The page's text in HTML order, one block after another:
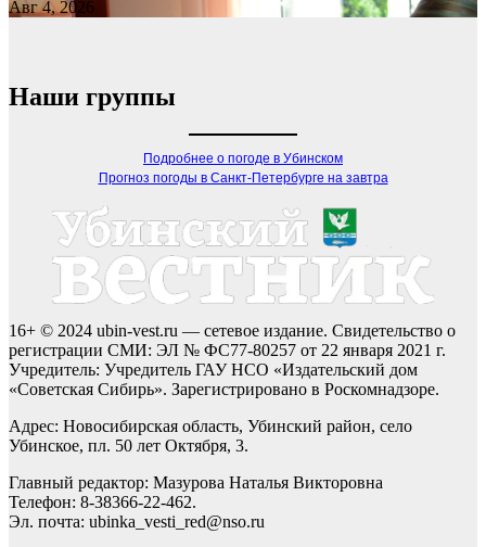
Авг 4, 2026
Наши группы
Подробнее о погоде в Убинском
Прогноз погоды в Санкт-Петербурге на завтра
16+ © 2024 ubin-vest.ru — сетевое издание. Свидетельство о
регистрации СМИ: ЭЛ № ФС77-80257 от 22 января 2021 г.
Учредитель: Учредитель ГАУ НСО «Издательский дом
«Советская Сибирь». Зарегистрировано в Роскомнадзоре.
Адрес: Новосибирская область, Убинский район, село
Убинское, пл. 50 лет Октября, 3.
Главный редактор: Мазурова Наталья Викторовна
Телефон: 8-38366-22-462.
Эл. почта: ubinka_vesti_red@nso.ru